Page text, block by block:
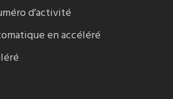
d’activité
en accéléré